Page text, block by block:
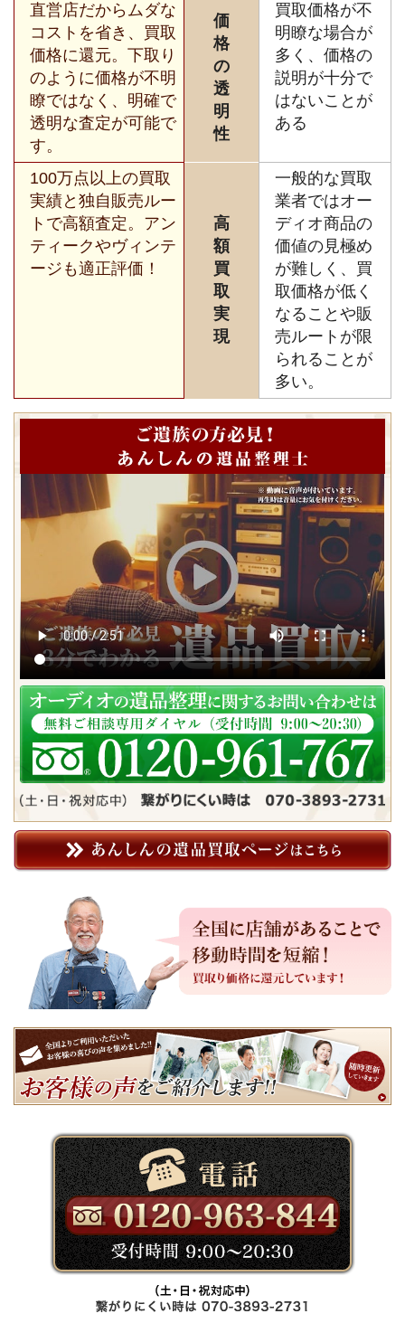
直営店だからムダな
コストを省き、買取
価格に還元。下取り
のように価格が不明
瞭ではなく、明確で
透明な査定が可能で
す。
価
格
の
透
明
性
買取価格が不
明瞭な場合が
多く、価格の
説明が十分で
はないことが
ある
100万点以上の買取
実績と独自販売ルー
トで高額査定。アン
ティークやヴィンテ
ージも適正評価！
高
額
買
取
実
現
一般的な買取
業者ではオー
ディオ商品の
価値の見極め
が難しく、買
取価格が低く
なることや販
売ルートが限
られることが
多い。